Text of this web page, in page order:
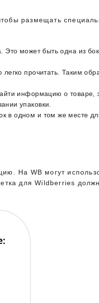
размещать
может быть одна из
прочитать. Таким
информацию о товаре,
упаковки.
в одном и том же месте
На WB могут
для Wildberries